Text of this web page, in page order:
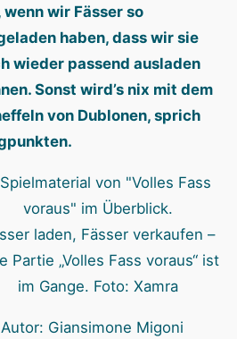
wenn wir Fässer so
haben, dass wir sie
wieder passend ausladen
Sonst wird’s nix mit dem
von Dublonen, sprich
laden, Fässer verkaufen –
Partie „Volles Fass voraus“ ist
im Gange. Foto: Xamra
Autor: Giansimone Migoni